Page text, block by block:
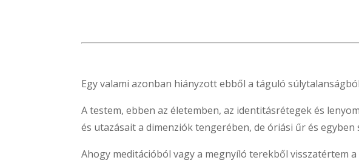
Egy valami azonban hiányzott ebből a táguló
A testem, ebben az életemben, az identitásrétegek és
és utazásait a dimenziók tengerében, de óriási űr és
Ahogy meditációból vagy a megnyíló terekből visszatértem